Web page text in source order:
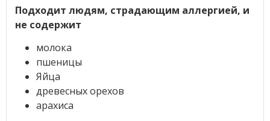
Подходит людям, страдающим аллергией, и
не содержит
молока
пшеницы
Яйца
древесных орехов
арахиса